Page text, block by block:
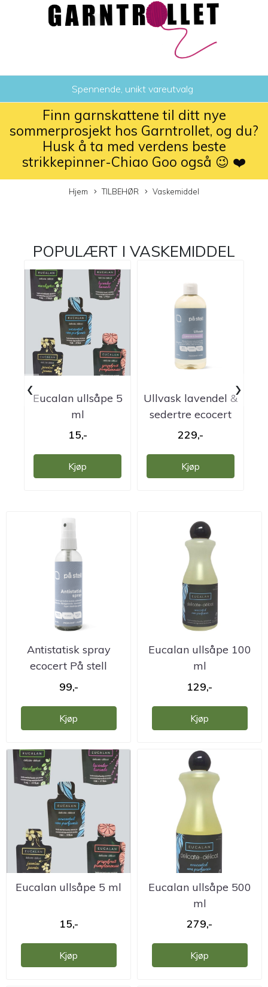
Spennende, unikt vareutvalg
Finn garnskattene til ditt nye
sommerprosjekt hos Garntrollet, og du?
Husk å ta med verdens beste
strikkepinner-Chiao Goo også 😉 ❤️
Hjem TILBEHØR Vaskemiddel
POPULÆRT I VASKEMIDDEL
Eucalan ullsåpe 5
ml
15,-
Kjøp
Ullvask lavendel &
sedertre ecocert
På stell
229,-
Kjøp
‹ ›
Antistatisk spray
ecocert På stell
99,-
Kjøp
Eucalan ullsåpe 100
ml
129,-
Kjøp
Eucalan ullsåpe 5 ml
15,-
Kjøp
Eucalan ullsåpe 500
ml
279,-
Kjøp